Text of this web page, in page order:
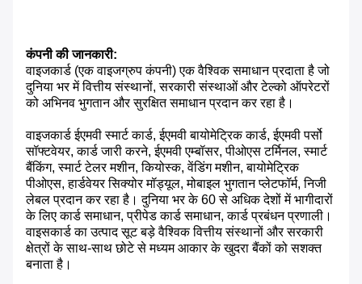
कंपनी की जानकारी:
वाइजकार्ड (एक वाइजग्रुप कंपनी) एक वैश्विक समाधान प्रदाता है जो
दुनिया भर में वित्तीय संस्थानों, सरकारी संस्थाओं और टेल्को ऑपरेटरों
को अभिनव भुगतान और सुरक्षित समाधान प्रदान कर रहा है।
वाइजकार्ड ईएमवी स्मार्ट कार्ड, ईएमवी बायोमेट्रिक कार्ड, ईएमवी पर्सो
सॉफ्टवेयर, कार्ड जारी करने, ईएमवी एम्बॉसर, पीओएस टर्मिनल, स्मार्ट
बैंकिंग, स्मार्ट टेलर मशीन, कियोस्क, वेंडिंग मशीन, बायोमेट्रिक
पीओएस, हार्डवेयर सिक्योर मॉड्यूल, मोबाइल भुगतान प्लेटफॉर्म, निजी
लेबल प्रदान कर रहा है। दुनिया भर के 60 से अधिक देशों में भागीदारों
के लिए कार्ड समाधान, प्रीपेड कार्ड समाधान, कार्ड प्रबंधन प्रणाली।
वाइसकार्ड का उत्पाद सूट बड़े वैश्विक वित्तीय संस्थानों और सरकारी
क्षेत्रों के साथ-साथ छोटे से मध्यम आकार के खुदरा बैंकों को सशक्त
बनाता है।